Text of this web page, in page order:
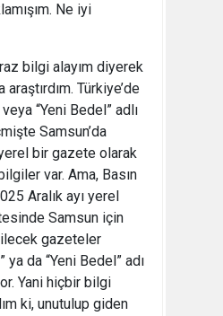
Ne iyi
bilgi alayım diyerek
Türkiye’de
“Yeni Bedel” adlı
Samsun’da
yerel bir gazete olarak
var. Ama, Basın
Aralık ayı yerel
Samsun için
gazeteler
da “Yeni Bedel” adı
Yani hiçbir bilgi
ki, unutulup giden